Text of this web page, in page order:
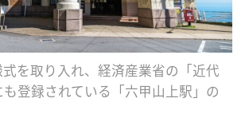
を取り入れ、経済産業省の「近代
登録されている「六甲山上駅」の